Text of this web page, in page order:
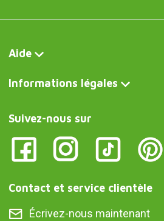
Aide
Informations légales
Suivez-nous sur
Contact et service clientèle
Écrivez-nous maintenant